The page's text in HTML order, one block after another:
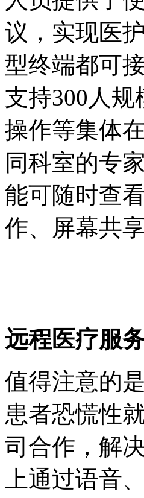
议，实现医
型终端都可
支持300人
操作等集体
同科室的专
能可随时查
作、屏幕共
远程医疗服
值得注意的
患者恐慌性
司合作，解
上通过语音